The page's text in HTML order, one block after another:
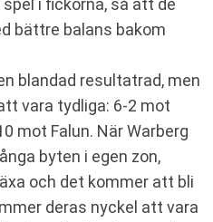
i fickorna, så att de
bättre balans bakom
blandad resultatrad, men
vara tydliga: 6-2 mot
mot Falun. När Warberg
byten i egen zon,
och det kommer att bli
deras nyckel att vara